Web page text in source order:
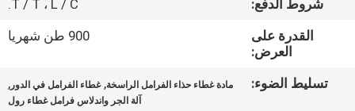
اقتباس
شروط الدفع:
T / T ، L / C.
القدرة على
العرض:
900 طن شهريا
تسليط الضوء: مادة غطاء حذاء الفرامل الراسخة,غطاء الفرامل في الدور ,
آلة الجر واندلاس فرامل غطاء رول